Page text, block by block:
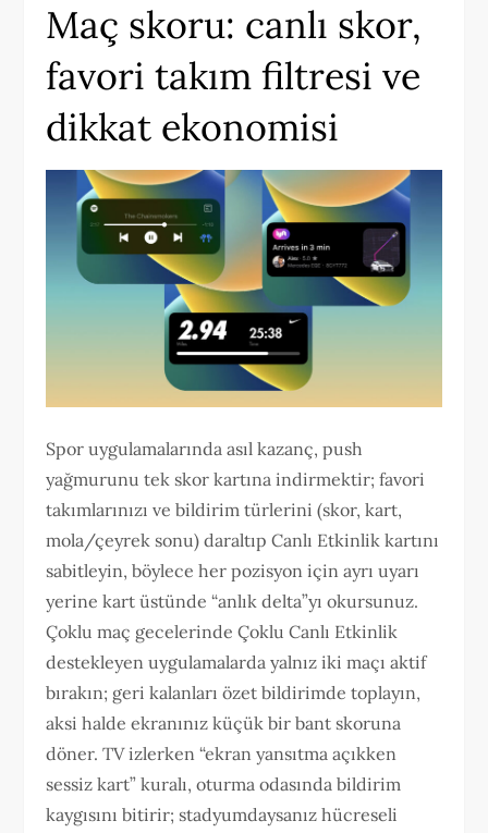
Maç skoru: canlı skor,
favori takım filtresi ve
dikkat ekonomisi
Spor uygulamalarında asıl kazanç, push
yağmurunu tek skor kartına indirmektir; favori
takımlarınızı ve bildirim türlerini (skor, kart,
mola/çeyrek sonu) daraltıp Canlı Etkinlik kartını
sabitleyin, böylece her pozisyon için ayrı uyarı
yerine kart üstünde “anlık delta”yı okursunuz.
Çoklu maç gecelerinde Çoklu Canlı Etkinlik
destekleyen uygulamalarda yalnız iki maçı aktif
bırakın; geri kalanları özet bildirimde toplayın,
aksi halde ekranınız küçük bir bant skoruna
döner. TV izlerken “ekran yansıtma açıkken
sessiz kart” kuralı, oturma odasında bildirim
kaygısını bitirir; stadyumdaysanız hücreseli